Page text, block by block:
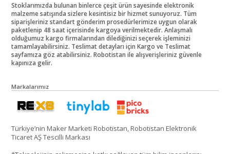
Stoklarımızda bulunan binlerce çeşit ürün sayesinde elektronik
malzeme satışında sizlere kesintisiz bir hizmet sunuyoruz. Tüm
siparişleriniz standart gönderim prosedürlerimize uygun olarak
paketlenip 48 saat içerisinde kargoya verilmektedir. Anlaşmalı
olduğumuz kargo firmalarından dilediğinizi seçerek işleminizi
tamamlayabilirsiniz. Teslimat detayları için Kargo ve Teslimat
sayfamıza göz atabilirsiniz. Robotistan ile alışverişleriniz güvenle
kapınıza gelir.
Markalarımız
Türkiye’nin Maker Marketi Robotistan, Robotistan Elektronik
Ticaret AŞ Tescilli Markası